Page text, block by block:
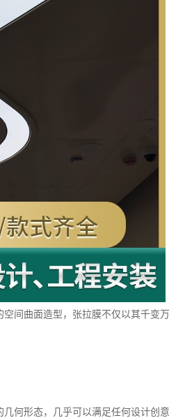
间曲面造型，张拉膜不仅以其千变
何形态，几乎可以满足任何设计创意